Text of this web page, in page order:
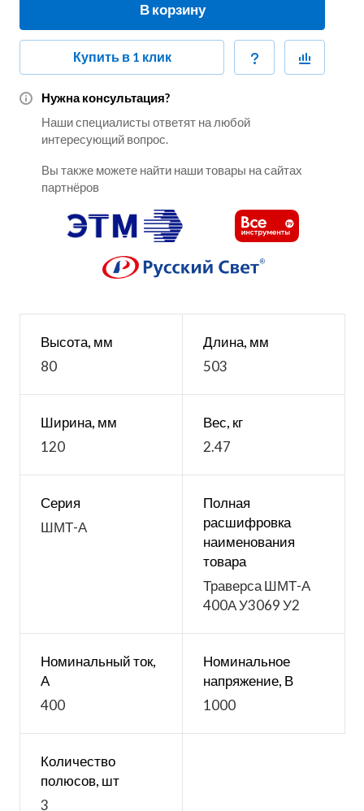
В корзину
Купить в 1 клик
Нужна консультация?
Наши специалисты ответят на любой
интересующий вопрос.
Вы также можете найти наши товары на сайтах
партнёров
Высота, мм
80
Длина, мм
503
Ширина, мм
120
Вес, кг
2.47
Серия
ШМТ-А
Полная
расшифровка
наименования
товара
Траверса ШМТ-А
400А У3069 У2
Номинальный ток,
А
400
Номинальное
напряжение, В
1000
Количество
полюсов, шт
3